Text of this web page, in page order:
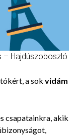
– Hajdúszoboszló
a sok vidám
csapatainkra, akik